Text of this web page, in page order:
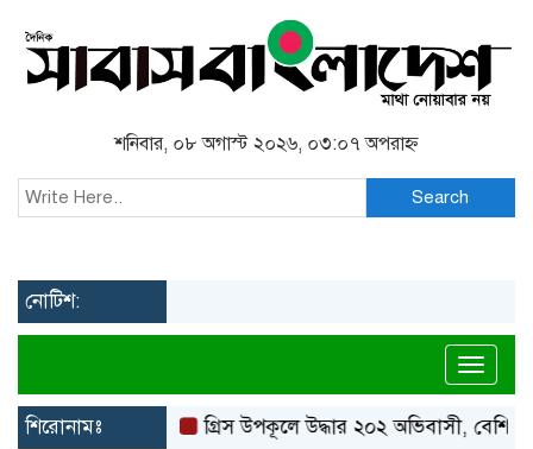
শনিবার, ০৮ অগাস্ট ২০২৬, ০৩:০৭ অপরাহ্ন
Search
নোটিশ:
শিরোনামঃ গ্রিস উপকূলে উদ্ধার ২০২ অভিবাসী,